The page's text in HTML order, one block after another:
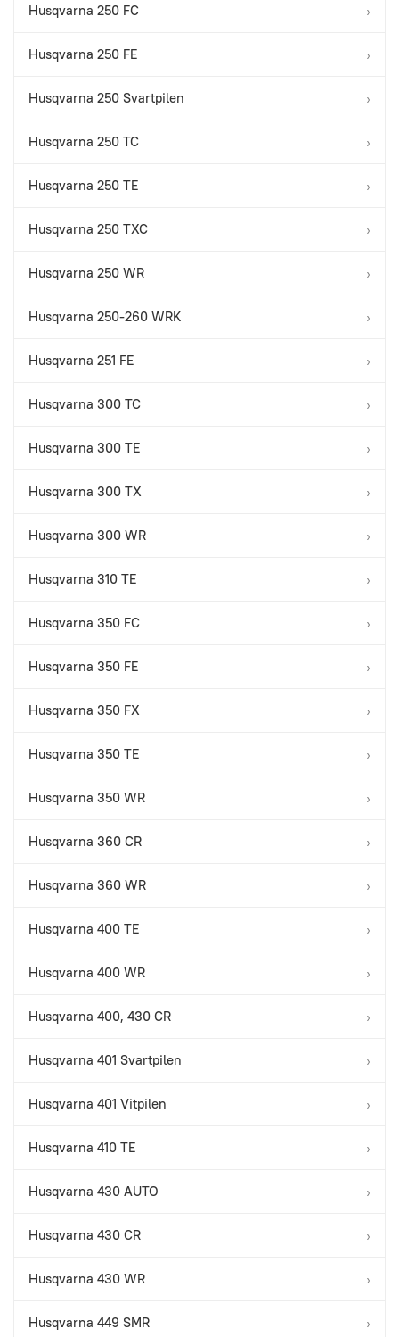
Husqvarna 250 FC ›
Husqvarna 250 FE ›
Husqvarna 250 Svartpilen ›
Husqvarna 250 TC ›
Husqvarna 250 TE ›
Husqvarna 250 TXC ›
Husqvarna 250 WR ›
Husqvarna 250-260 WRK ›
Husqvarna 251 FE ›
Husqvarna 300 TC ›
Husqvarna 300 TE ›
Husqvarna 300 TX ›
Husqvarna 300 WR ›
Husqvarna 310 TE ›
Husqvarna 350 FC ›
Husqvarna 350 FE ›
Husqvarna 350 FX ›
Husqvarna 350 TE ›
Husqvarna 350 WR ›
Husqvarna 360 CR ›
Husqvarna 360 WR ›
Husqvarna 400 TE ›
Husqvarna 400 WR ›
Husqvarna 400, 430 CR ›
Husqvarna 401 Svartpilen ›
Husqvarna 401 Vitpilen ›
Husqvarna 410 TE ›
Husqvarna 430 AUTO ›
Husqvarna 430 CR ›
Husqvarna 430 WR ›
Husqvarna 449 SMR ›